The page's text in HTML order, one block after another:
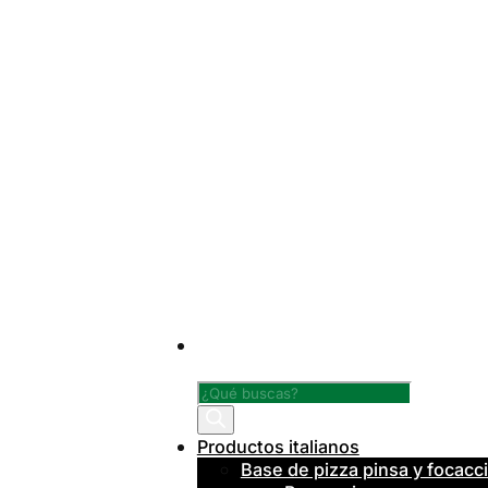
Búsqueda
de
productos
Productos italianos
Base de pizza pinsa y